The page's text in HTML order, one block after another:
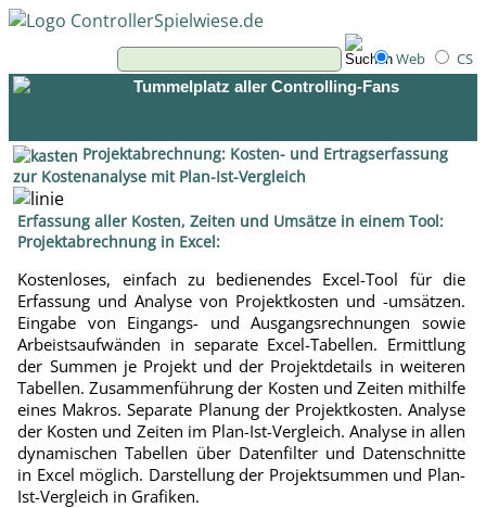
Web CS
Tummelplatz aller Controlling-Fans
Projektabrechnung: Kosten- und Ertragserfassung
zur Kostenanalyse mit Plan-Ist-Vergleich
Erfassung aller Kosten, Zeiten und Umsätze in einem Tool:
Projektabrechnung in Excel:
Kostenloses, einfach zu bedienendes Excel-Tool für die
Erfassung und Analyse von Projektkosten und -umsätzen.
Eingabe von Eingangs- und Ausgangsrechnungen sowie
Arbeistsaufwänden in separate Excel-Tabellen. Ermittlung
der Summen je Projekt und der Projektdetails in weiteren
Tabellen. Zusammenführung der Kosten und Zeiten mithilfe
eines Makros. Separate Planung der Projektkosten. Analyse
der Kosten und Zeiten im Plan-Ist-Vergleich. Analyse in allen
dynamischen Tabellen über Datenfilter und Datenschnitte
in Excel möglich. Darstellung der Projektsummen und Plan-
Ist-Vergleich in Grafiken.